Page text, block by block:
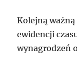
Kolejną ważną
ewidencji
wynagrodzeń